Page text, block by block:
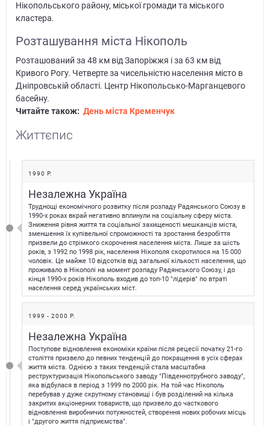
Нікопольського району, міської громади та міського
кластера.
Розташування міста Нікополь
Розташований за 48 км від Запоріжжя і за 63 км від
Кривого Рогу. Четверте за чисельністю населення місто в
Дніпровській області. Центр Нікопольсько-Марганцевого
басейну.
Читайте також: День міста Кременчук
Життєпис
1990 Р.
Незалежна Україна
Труднощі економічного розвитку після розпаду Радянського Союзу в
1990-х роках вкрай негативно вплинули на соціальну сферу міста.
Зниження рівня життя та соціальної захищеності мешканців міста,
зменшення їх купівельної спроможності та зростання безробіття
призвели до стрімкого скорочення населення міста. Лише за шість
років, з 1992 по 1998 рік, населення Нікополя скоротилося на 15 000
чоловік. Це майже 10 відсотків від загальної кількості населення, що
проживало в Нікополі на момент розпаду Радянського Союзу, і до
кінця 1990-х років Нікополь входив до топ-10 "лідерів" по втраті
населення серед українських міст.
1999 - 2000 Р.
Незалежна Україна
Поступове відновлення економіки країни після рецесії початку 21-го
століття призвело до певних тенденцій до покращення в усіх сферах
життя міста. Однією з таких тенденцій стала масштабна
реструктуризація Нікопольського заводу "Південнотрубного заводу",
яка відбулася в період з 1999 по 2000 рік. На той час Нікополь
перебував у дуже скрутному становищі і був розділений на кілька
закритих акціонерних товариств, що призвело до часткового
відновлення виробничих потужностей, створення нових робочих місць
і "другого життя підприємства".